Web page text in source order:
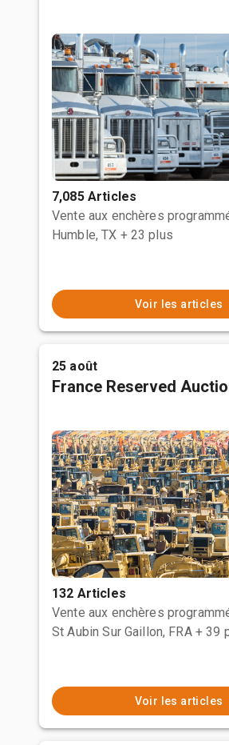
7,085 Articles
Vente aux enchères
Humble, TX + 23 plus
Voir les articles
25 août
France Reserved
132 Articles
Vente aux enchères
St Aubin Sur Gaillon, FRA + 39
Voir les articles